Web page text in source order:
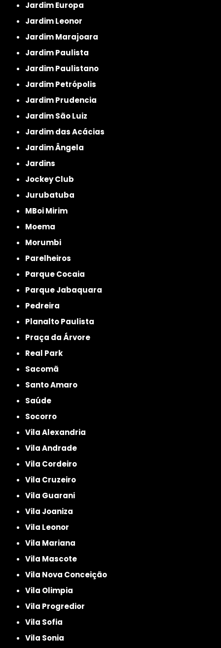
Jardim Europa
Jardim Leonor
Jardim Marajoara
Jardim Paulista
Jardim Paulistano
Jardim Petrópolis
Jardim Prudencia
Jardim São Luiz
Jardim das Acácias
Jardim Ângela
Jardins
Jockey Club
Jurubatuba
MBoi Mirim
Moema
Morumbi
Parelheiros
Parque Cocaia
Parque Jabaquara
Pedreira
Planalto Paulista
Praça da Árvore
Real Park
Sacomã
Santo Amaro
Saúde
Socorro
Vila Alexandria
Vila Andrade
Vila Cordeiro
Vila Cruzeiro
Vila Guarani
Vila Joaniza
Vila Leonor
Vila Mariana
Vila Mascote
Vila Nova Conceição
Vila Olimpia
Vila Progredior
Vila Sofia
Vila Sonia